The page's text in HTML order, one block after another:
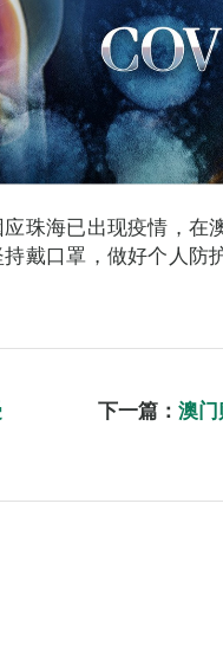
珠海已出现疫情，在
戴口罩，做好个人防
下一篇： 澳